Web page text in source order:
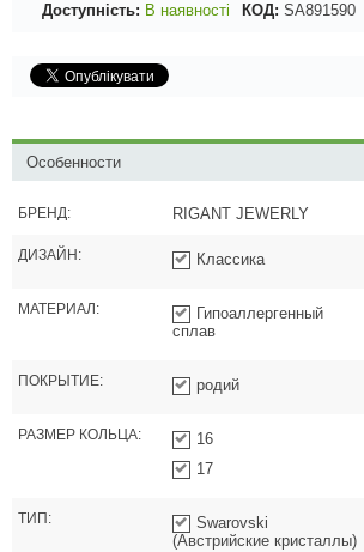
Доступність: В наявності КОД: SA891590
Особенности
БРЕНД: RIGANT JEWERLY
ДИЗАЙН: Классика
МАТЕРИАЛ:
Гипоаллергенный
сплав
ПОКРЫТИЕ: родий
РАЗМЕР КОЛЬЦА:
16
17
ТИП:
Swarovski
(Австрийские кристаллы)